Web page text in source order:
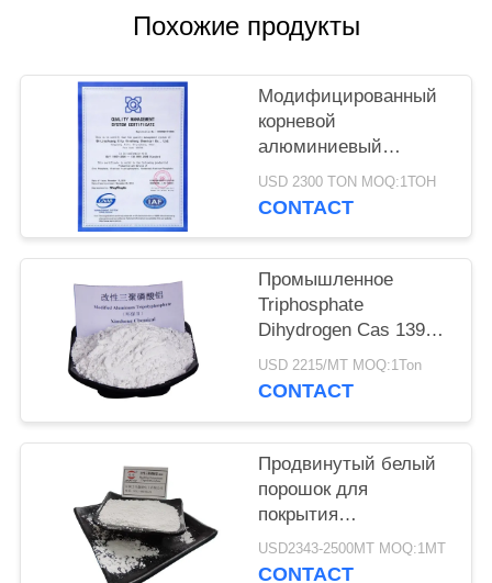
PRIVACYПохожие продукты
Модифицированный
корневой
алюминиевый
триполифосфат CAS
13939-25-8 для
USD 2300 TON MOQ:1ТОН
CONTACT
Промышленное
Triphosphate
Dihydrogen Cas 13939-
25-8 ранга
алюминиевый
USD 2215/MT MOQ:1Ton
CONTACT
Продвинутый белый
порошок для
покрытия
алюминиевого
триполифосфата CAS
USD2343-2500MT MOQ:1MT
CONTACT